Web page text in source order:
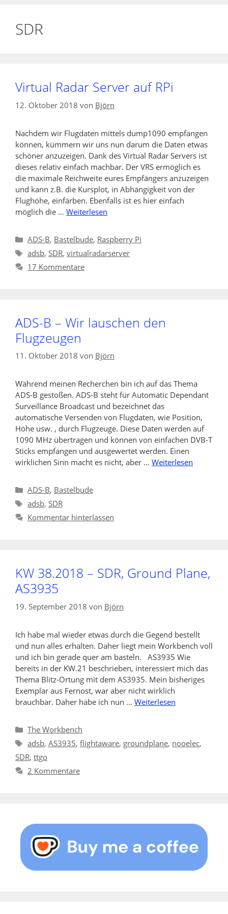
SDR
Virtual Radar Server auf RPi
12. Oktober 2018 von Björn
Nachdem wir Flugdaten mittels dump1090 empfangen
können, kümmern wir uns nun darum die Daten etwas
schöner anzuzeigen. Dank des Virtual Radar Servers ist
dieses relativ einfach machbar. Der VRS ermöglich es
die maximale Reichweite eures Empfängers anzuzeigen
und kann z.B. die Kursplot, in Abhängigkeit von der
Flughöhe, einfärben. Ebenfalls ist es hier einfach
möglich die … Weiterlesen
Kategorien
ADS-B, Bastelbude, Raspberry Pi
Schlagwörter
adsb, SDR, virtualradarserver
17 Kommentare
ADS-B – Wir lauschen den
Flugzeugen
11. Oktober 2018 von Björn
Während meinen Recherchen bin ich auf das Thema
ADS-B gestoßen. ADS-B steht für Automatic Dependant
Surveillance Broadcast und bezeichnet das
automatische Versenden von Flugdaten, wie Position,
Höhe usw. , durch Flugzeuge. Diese Daten werden auf
1090 MHz übertragen und können von einfachen DVB-T
Sticks empfangen und ausgewertet werden. Einen
wirklichen Sinn macht es nicht, aber … Weiterlesen
Kategorien
ADS-B, Bastelbude
Schlagwörter
adsb, SDR
Kommentar hinterlassen
KW 38.2018 – SDR, Ground Plane,
AS3935
19. September 2018 von Björn
Ich habe mal wieder etwas durch die Gegend bestellt
und nun alles erhalten. Daher liegt mein Workbench voll
und ich bin gerade quer am basteln. AS3935 Wie
bereits in der KW.21 beschrieben, interessiert mich das
Thema Blitz-Ortung mit dem AS3935. Mein bisheriges
Exemplar aus Fernost, war aber nicht wirklich
brauchbar. Daher habe ich nun … Weiterlesen
Kategorien
The Workbench
Schlagwörter
adsb, AS3935, flightaware, groundplane, nooelec,
SDR, ttgo
2 Kommentare